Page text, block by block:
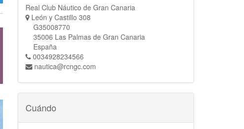
Real Club Náutico de Gran Canaria
León y Castillo 308
G35008770
35006 Las Palmas de Gran Canaria
España
0034928234566
nautica@rcngc.com
Cuándo